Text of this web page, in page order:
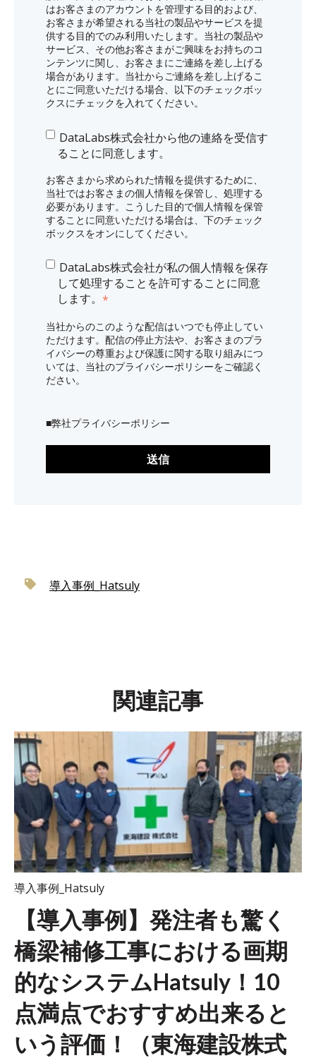
はお客さまのアカウントを管理する目的および、
お客さまが希望される当社の製品やサービスを提
供する目的でのみ利用いたします。当社の製品や
サービス、その他お客さまがご興味をお持ちのコ
ンテンツに関し、お客さまにご連絡を差し上げる
場合があります。当社からご連絡を差し上げるこ
とにご同意いただける場合、以下のチェックボッ
クスにチェックを入れてください。
DataLabs株式会社から他の連絡を受信す
ることに同意します。
お客さまから求められた情報を提供するために、
当社ではお客さまの個人情報を保管し、処理する
必要があります。こうした目的で個人情報を保管
することに同意いただける場合は、下のチェック
ボックスをオンにしてください。
DataLabs株式会社が私の個人情報を保存
して処理することを許可することに同意
します。 *
当社からのこのような配信はいつでも停止してい
ただけます。配信の停止方法や、お客さまのプラ
イバシーの尊重および保護に関する取り組みにつ
いては、当社のプライバシーポリシーをご確認く
ださい。
■弊社プライバシーポリシー
導入事例_Hatsuly
関連記事
導入事例_Hatsuly
【導入事例】発注者も驚く
橋梁補修工事における画期
的なシステムHatsuly！10
点満点でおすすめ出来ると
いう評価！（東海建設株式